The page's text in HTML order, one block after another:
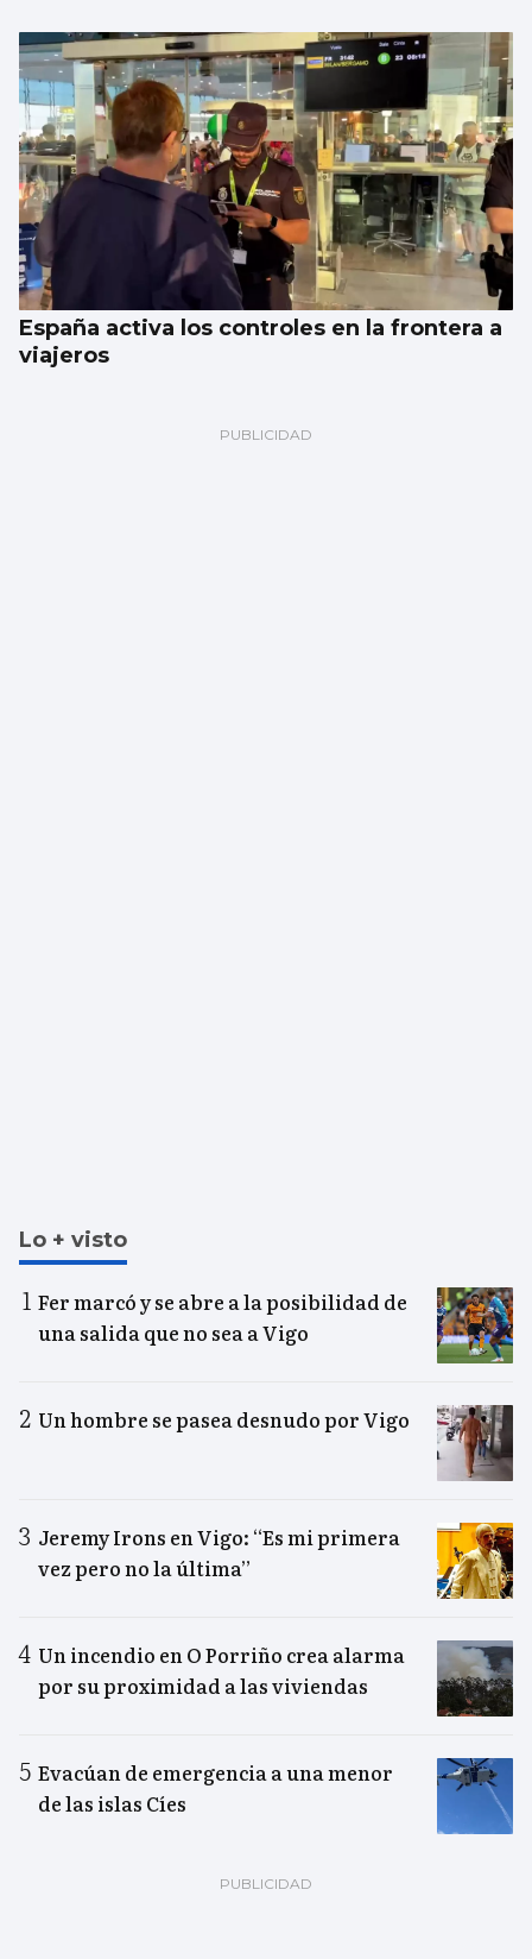
España activa los controles en la frontera a
viajeros
Lo + visto
Fer marcó y se abre a la posibilidad de
una salida que no sea a Vigo
Un hombre se pasea desnudo por Vigo
Jeremy Irons en Vigo: “Es mi primera
vez pero no la última”
Un incendio en O Porriño crea alarma
por su proximidad a las viviendas
Evacúan de emergencia a una menor
de las islas Cíes